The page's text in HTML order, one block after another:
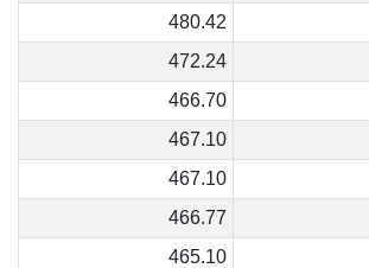
480.42
472.24
466.70
467.10
467.10
466.77
465.10